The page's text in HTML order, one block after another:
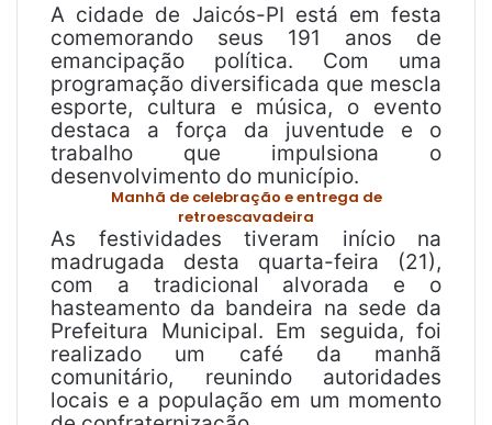
i
A cidade de Jaicós-PI está em festa
comemorando seus 191 anos de
emancipação política. Com uma
programação diversificada que mescla
esporte, cultura e música, o evento
destaca a força da juventude e o
trabalho que impulsiona o
desenvolvimento do município.
Manhã de celebração e entrega de
retroescavadeira
As festividades tiveram início na
madrugada desta quarta-feira (21),
com a tradicional alvorada e o
hasteamento da bandeira na sede da
Prefeitura Municipal. Em seguida, foi
realizado um café da manhã
comunitário, reunindo autoridades
locais e a população em um momento